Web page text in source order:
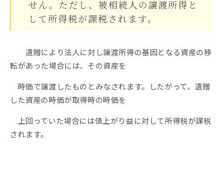
せん。ただし、被相続人の譲渡所得と
して所得税が課税されます。
遺贈により法人に対し譲渡所得の基因となる資産の移
転があった場合には、その資産を
時価で譲渡したものとみなされます。したがって、遺贈
した資産の時価が取得時の時価を
上回っていた場合には値上がり益に対して所得税が課税
されます。